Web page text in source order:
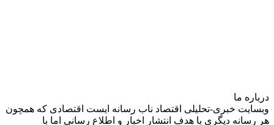
درباره‌ ما
وبسایت خبری-تحلیلی اقتصاد ناب رسانه‌ ایست اقتصادی که همچون
هر رسانه دیگری با هدف انتشار اخبار و اطلاع رسانی اما با